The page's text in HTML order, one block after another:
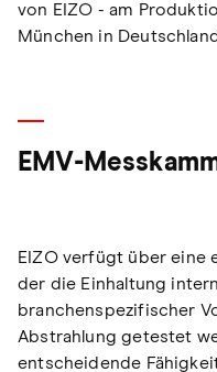
von EIZO - am
München in
EMV-
EIZO verfügt über eine
der die Einhaltung
branchenspezifischer
Abstrahlung getestet
entscheidende